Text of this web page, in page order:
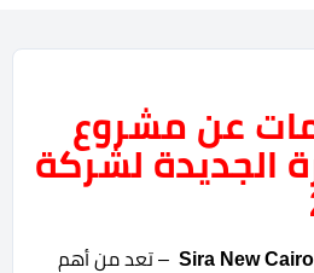
عن مشروع
الجديدة لشركة
– تعد من أهم